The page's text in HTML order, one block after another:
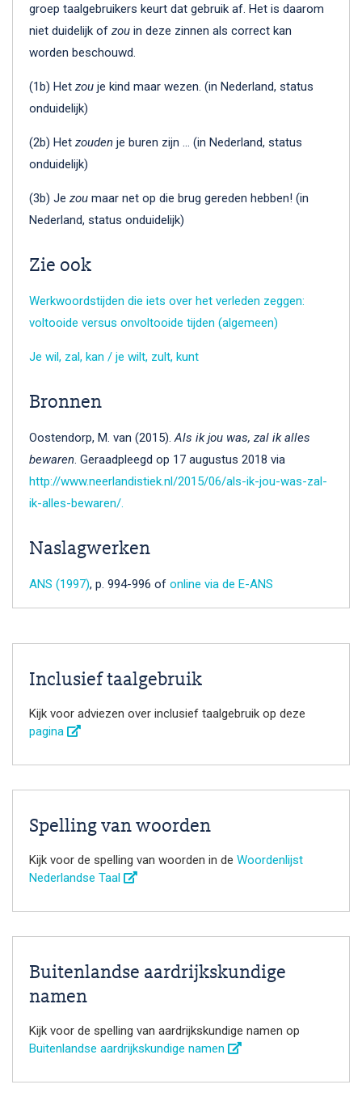
groep taalgebruikers keurt dat gebruik af. Het is daarom
niet duidelijk of zou in deze zinnen als correct kan
worden beschouwd.
(1b) Het zou je kind maar wezen. (in Nederland, status
onduidelijk)
(2b) Het zouden je buren zijn … (in Nederland, status
onduidelijk)
(3b) Je zou maar net op die brug gereden hebben! (in
Nederland, status onduidelijk)
Zie ook
Werkwoordstijden die iets over het verleden zeggen:
voltooide versus onvoltooide tijden (algemeen)
Je wil, zal, kan / je wilt, zult, kunt
Bronnen
Oostendorp, M. van (2015).Als ik jou was, zal ik alles
bewaren. Geraadpleegd op 17 augustus 2018 via
http://www.neerlandistiek.nl/2015/06/als-ik-jou-was-zal-
ik-alles-bewaren/.
Naslagwerken
ANS (1997), p. 994-996 of online via de E-ANS
Inclusief taalgebruik
Kijk voor adviezen over inclusief taalgebruik op deze
pagina
Spelling van woorden
Kijk voor de spelling van woorden in de Woordenlijst
Nederlandse Taal
Buitenlandse aardrijkskundige
namen
Kijk voor de spelling van aardrijkskundige namen op
Buitenlandse aardrijkskundige namen